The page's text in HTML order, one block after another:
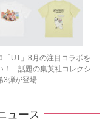
「UT」8月の注目コラボを
！ 話題の集英社コレクシ
3弾が登場
ュース